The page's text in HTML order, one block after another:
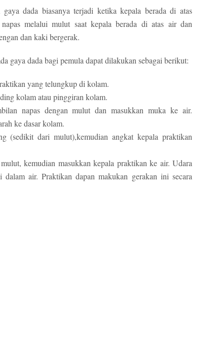
gaya dada biasanya terjadi ketika kepala berada di atas
melalui mulut saat kepala berada di atas air dan
dan kaki bergerak.
gaya dada bagi pemula dapat dilakukan sebagai berikut:
yang telungkup di kolam.
kolam atau pinggiran kolam.
napas dengan mulut dan masukkan muka ke air.
ke dasar kolam.
(sedikit dari mulut),kemudian angkat kepala praktikan
kemudian masukkan kepala praktikan ke air. Udara
dalam air. Praktikan dapan makukan gerakan ini secara